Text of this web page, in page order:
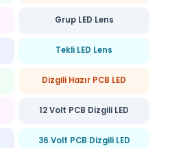
Grup LED Lens
Tekli LED Lens
Dizgili Hazır PCB LED
12 Volt PCB Dizgili LED
36 Volt PCB Dizgili LED